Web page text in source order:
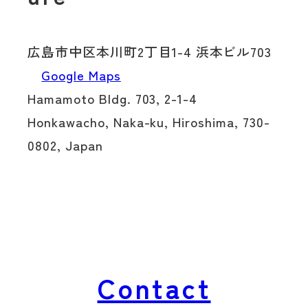
広島市中区本川町2丁目1-4 浜本ビル703
Google Maps
Hamamoto Bldg. 703, 2-1-4
Honkawacho, Naka-ku, Hiroshima, 730-
0802, Japan
Contact